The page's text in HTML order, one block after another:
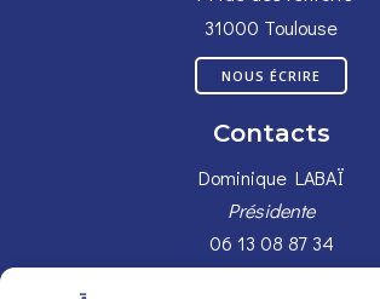
31000 Toulouse
NOUS ÉCRIRE
Contacts
Dominique LABAÏ
Présidente
06 13 08 87 34